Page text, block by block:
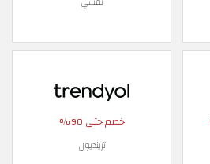
خصم حتى 90%
ترينديول